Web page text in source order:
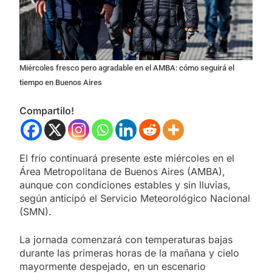
Miércoles fresco pero agradable en el AMBA: cómo seguirá el
tiempo en Buenos Aires
Compartilo!
El frío continuará presente este miércoles en el
Área Metropolitana de Buenos Aires (AMBA),
aunque con condiciones estables y sin lluvias,
según anticipó el Servicio Meteorológico Nacional
(SMN).
La jornada comenzará con temperaturas bajas
durante las primeras horas de la mañana y cielo
mayormente despejado, en un escenario